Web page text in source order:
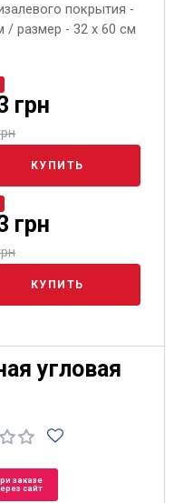
покрытия -
/ размер - 32 x 60 см
грн
КУПИТЬ
грн
КУПИТЬ
угловая
заказе
сайт